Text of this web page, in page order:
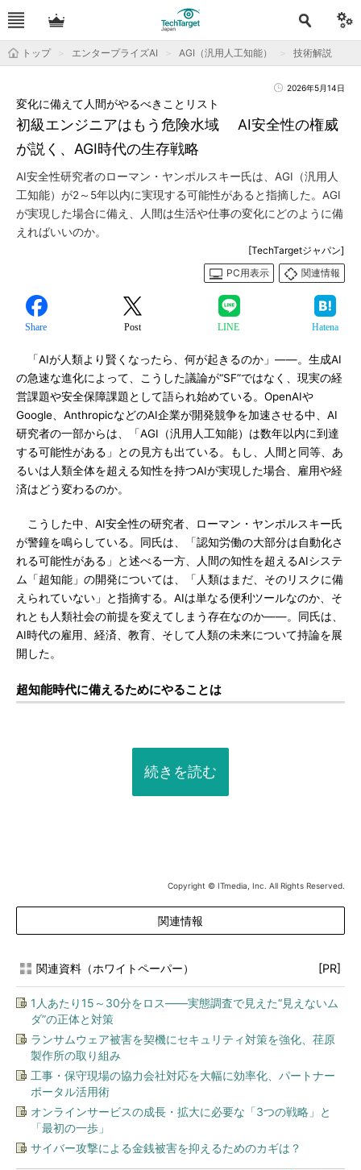
トップ エンタープライズAI AGI（汎用人工知能） 技術解説
2026年5月14日
初級エンジニアはもう危険水域 AI安全性の権威
が説く、AGI時代の生存戦略
変化に備えて人間がやるべきことリスト
AI安全性研究者のローマン・ヤンポルスキー氏は、AGI（汎用人
工知能）が2～5年以内に実現する可能性があると指摘した。AGI
が実現した場合に備え、人間は生活や仕事の変化にどのように備
えればいいのか。
[TechTargetジャパン]
PC用表示
関連情報
Share Post LINE Hatena
「AIが人類より賢くなったら、何が起きるのか」――。生成AI
の急速な進化によって、こうした議論が“SF”ではなく、現実の経
営課題や安全保障課題として語られ始めている。OpenAIや
Google、AnthropicなどのAI企業が開発競争を加速させる中、AI
研究者の一部からは、「AGI（汎用人工知能）は数年以内に到達
する可能性がある」との見方も出ている。もし、人間と同等、あ
るいは人類全体を超える知性を持つAIが実現した場合、雇用や経
済はどう変わるのか。
こうした中、AI安全性の研究者、ローマン・ヤンポルスキー氏
が警鐘を鳴らしている。同氏は、「認知労働の大部分は自動化さ
れる可能性がある」と述べる一方、人間の知性を超えるAIシステ
ム「超知能」の開発については、「人類はまだ、そのリスクに備
えられていない」と指摘する。AIは単なる便利ツールなのか、そ
れとも人類社会の前提を変えてしまう存在なのか――。同氏は、
AI時代の雇用、経済、教育、そして人類の未来について持論を展
開した。
超知能時代に備えるためにやることは
続きを読む
Copyright © ITmedia, Inc. All Rights Reserved.
関連情報
関連資料（ホワイトペーパー） [PR]
1人あたり15～30分をロス――実態調査で見えた“見えないム
ダ”の正体と対策
ランサムウェア被害を契機にセキュリティ対策を強化、荏原
製作所の取り組み
工事・保守現場の協力会社対応を大幅に効率化、パートナー
ポータル活用術
オンラインサービスの成長・拡大に必要な「3つの戦略」と
「最初の一歩」
サイバー攻撃による金銭被害を抑えるためのカギは？